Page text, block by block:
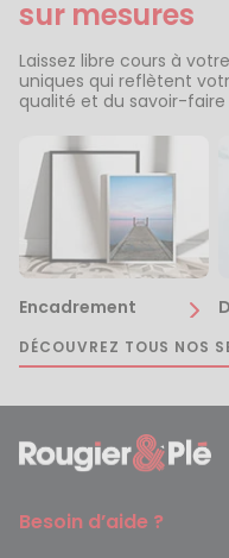
sur mesures
Laissez libre cours à
uniques qui reflètent
qualité et du savoir-faire
Encadrement
DÉCOUVREZ TOUS NOS
Besoin d’aide ?